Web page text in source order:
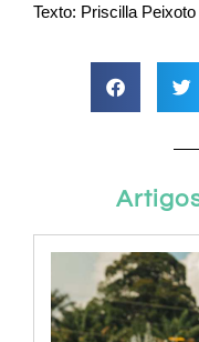
Texto: Priscilla Peixoto